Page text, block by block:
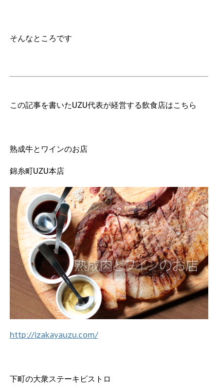
そんなところです
この記事を書いたUZU代表が経営する飲食店はこちら
熟成牛とワインのお店
錦糸町UZU本店
http://izakayauzu.com/
下町の大衆ステーキビストロ